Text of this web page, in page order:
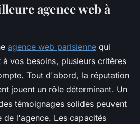
agence web à
agence web parisienne qui
vos besoins, plusieurs critères
Tout d'abord, la réputation
jouent un rôle déterminant. Un
témoignages solides peuvent
l'agence. Les capacités